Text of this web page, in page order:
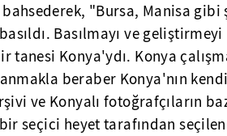
"Bursa, Manisa gibi
Basılmayı ve
tanesi Konya'ydı. Konya
beraber Konya'nın
ve Konyalı fotoğrafçıların
seçici heyet tarafından